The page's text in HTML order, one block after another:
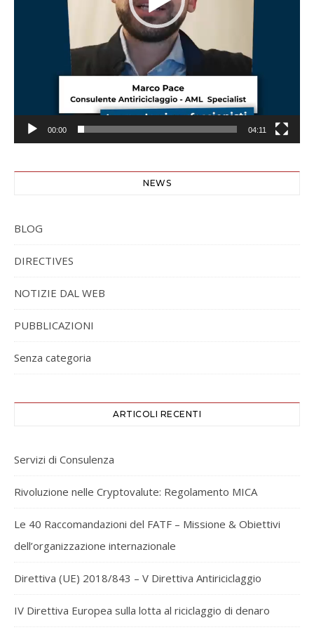
00:00 04:11
NEWS
BLOG
DIRECTIVES
NOTIZIE DAL WEB
PUBBLICAZIONI
Senza categoria
ARTICOLI RECENTI
Servizi di Consulenza
Rivoluzione nelle Cryptovalute: Regolamento MICA
Le 40 Raccomandazioni del FATF – Missione & Obiettivi
dell’organizzazione internazionale
Direttiva (UE) 2018/843 – V Direttiva Antiriciclaggio
IV Direttiva Europea sulla lotta al riciclaggio di denaro